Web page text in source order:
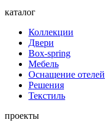
каталог
Коллекции
Двери
Box-spring
Мебель
Оснащение отелей
Решения
Текстиль
проекты